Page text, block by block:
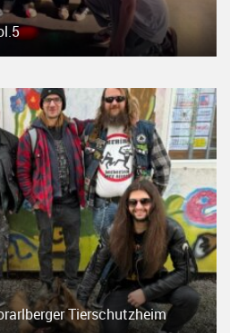
Tierschutzheim